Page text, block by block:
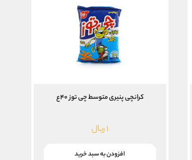
کرانچی پنیری متوسط چی توز ۴۰ع
۱ریال
افزودن به سبد خرید